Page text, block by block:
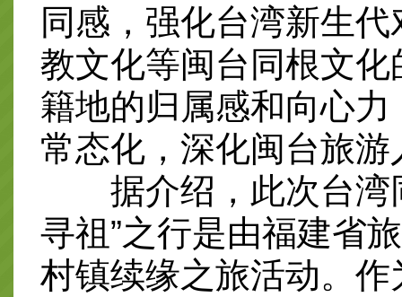
同感，强化台湾新生
教文化等闽台同根文
籍地的归属感和向心
常态化，深化闽台旅
据介绍，此次台湾
寻祖”之行是由福建省
村镇续缘之旅活动。作